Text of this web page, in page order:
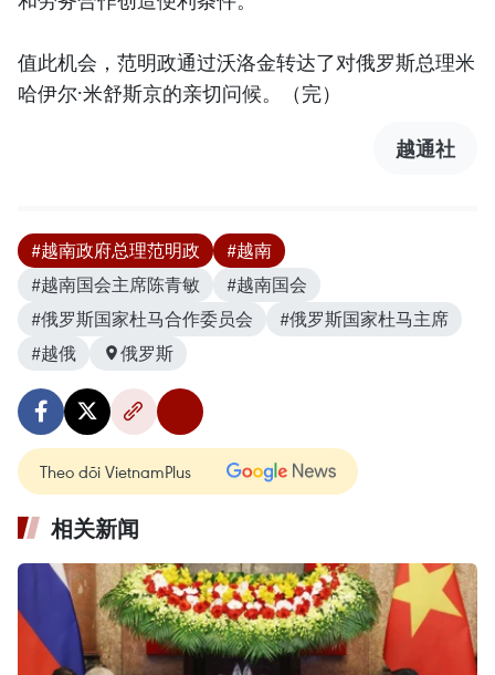
值此机会，范明政通过沃洛金转达了对俄罗斯总理米
哈伊尔·米舒斯京的亲切问候。（完）
越通社
#越南政府总理范明政
#越南
#越南国会主席陈青敏
#越南国会
#俄罗斯国家杜马合作委员会
#俄罗斯国家杜马主席
#越俄
俄罗斯
Theo dõi VietnamPlus
相关新闻